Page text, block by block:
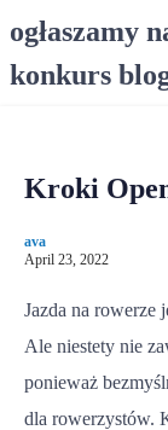
ogłaszamy
konkurs
Kroki
ava
April 23, 2022
Jazda na rowerze
Ale niestety nie
ponieważ
dla rowerzystów.